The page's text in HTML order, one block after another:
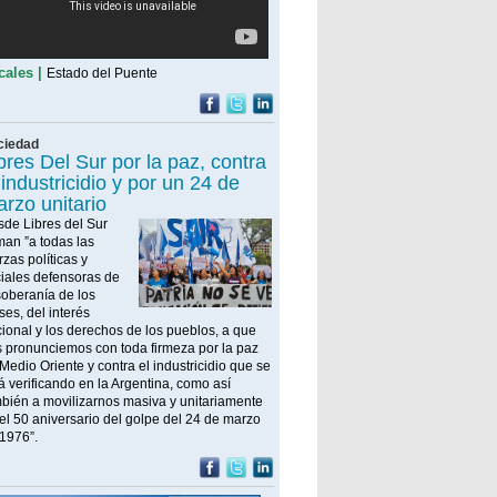
desalojo exprés de inquilinos que no pagan
una "avalancha de pesos"
reactivar la economía
falta de circulante impacta en la demanda, cae
actividad productiva y los sectores industriales
medidas para evitar una recesión
Easy3, MG3, Jac S2 y Kaiyi
son los autos chinos más baratos
país
los 10 0km más accesibles, hay tres de
que son chinos. Y uno es 100 por ciento
Los precios apenas superan los 32
de pesos
aterrizó en Ecuador para sellar
y después asistirá al
de mando en Colombia
su paso por Ecuador, el presidente
mantiene encuentros clave y avanza en
cooperación bilateral antes de su visita a
barrios más caros y más baratos
Buenos Aires para alquilar un
3 ambientes
qué son los más buscados hoy en Buenos
y qué tener en cuenta al firmar un nuevo
| Estado del Puente
Del Sur por la paz, contra
y por un 24 de
unitario
Libres del Sur
”a todas las
políticas y
defensoras de
de los
del interés
y los derechos de los pueblos, a que
pronunciemos con toda firmeza por la paz
Oriente y contra el industricidio que se
verificando en la Argentina, como así
a movilizarnos masiva y unitariamente
50 aniversario del golpe del 24 de marzo